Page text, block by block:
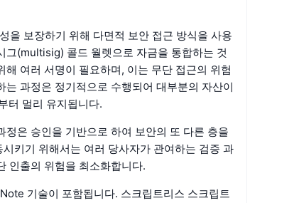
보장하기 위해 다면적 보안 접근 방식을 사용
그(multisig) 콜드 월렛으로 자금을 통합하는 것
여러 서명이 필요하며, 이는 무단 접근의 위험
과정은 정기적으로 수행되어 대부분의 자산이
터 멀리 유지됩니다.
은 승인을 기반으로 하여 보안의 또 다른 층을
키기 위해서는 여러 당사자가 관여하는 검증 과
인출의 위험을 최소화합니다.
기술이 포함됩니다. 스크립트리스 스크립트